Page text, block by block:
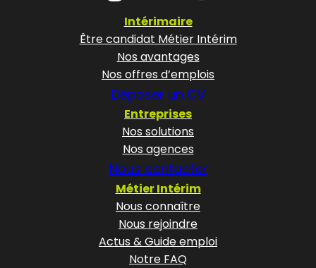
Intérimaire
Être candidat Métier Intérim
Nos avantages
Nos offres d’emplois
Déposer un CV
Entreprises
Nos solutions
Nos agences
Nous contacter
Métier Intérim
Nous connaître
Nous rejoindre
Actus & Guide emploi
Notre FAQ